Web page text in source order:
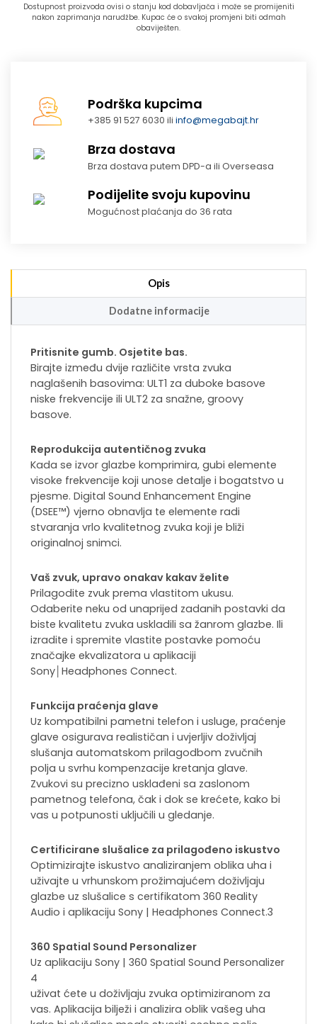
Dostupnost proizvoda ovisi o stanju kod dobavljača i može se promijeniti
nakon zaprimanja narudžbe. Kupac će o svakoj promjeni biti odmah
obaviješten.
Podrška kupcima
+385 91 527 6030 iliinfo@megabajt.hr
Brza dostava
Brza dostava putem DPD-a ili Overseasa
Podijelite svoju kupovinu
Mogućnost plaćanja do 36 rata
Opis
Dodatne informacije
Pritisnite gumb. Osjetite bas.
Birajte između dvije različite vrsta zvuka
naglašenih basovima: ULT1 za duboke basove
niske frekvencije ili ULT2 za snažne, groovy
basove.
Reprodukcija autentičnog zvuka
Kada se izvor glazbe komprimira, gubi elemente
visoke frekvencije koji unose detalje i bogatstvo u
pjesme. Digital Sound Enhancement Engine
(DSEE™) vjerno obnavlja te elemente radi
stvaranja vrlo kvalitetnog zvuka koji je bliži
originalnoj snimci.
Vaš zvuk, upravo onakav kakav želite
Prilagodite zvuk prema vlastitom ukusu.
Odaberite neku od unaprijed zadanih postavki da
biste kvalitetu zvuka uskladili sa žanrom glazbe. Ili
izradite i spremite vlastite postavke pomoću
značajke ekvalizatora u aplikaciji
Sony│Headphones Connect.
Funkcija praćenja glave
Uz kompatibilni pametni telefon i usluge, praćenje
glave osigurava realističan i uvjerljiv doživljaj
slušanja automatskom prilagodbom zvučnih
polja u svrhu kompenzacije kretanja glave.
Zvukovi su precizno usklađeni sa zaslonom
pametnog telefona, čak i dok se krećete, kako bi
vas u potpunosti uključili u gledanje.
Certificirane slušalice za prilagođeno iskustvo
Optimizirajte iskustvo analiziranjem oblika uha i
uživajte u vrhunskom prožimajućem doživljaju
glazbe uz slušalice s certifikatom 360 Reality
Audio i aplikaciju Sony | Headphones Connect.3
360 Spatial Sound Personalizer
Uz aplikaciju Sony | 360 Spatial Sound Personalizer
4
uživat ćete u doživljaju zvuka optimiziranom za
vas. Aplikacija bilježi i analizira oblik vašeg uha